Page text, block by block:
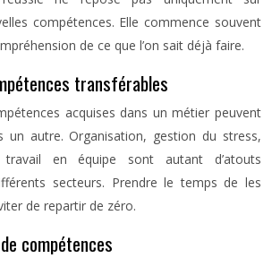
compétences. Elle commence souvent
de ce que l’on sait déjà faire.
transférables
acquises dans un métier peuvent
un autre. Organisation, gestion du stress,
en équipe sont autant d’atouts
secteurs. Prendre le temps de les
de repartir de zéro.
compétences